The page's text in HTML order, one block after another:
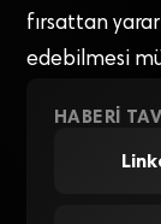
fırsattan
edebilmesi
HABERI